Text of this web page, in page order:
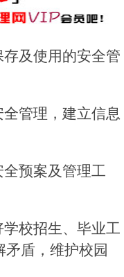
及使用的安全管
管理，建立信息
预案及管理工
校招生、毕业工
盾，维护校园